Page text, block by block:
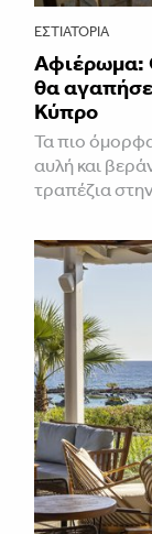
ΕΣΤΙΑΤΌΡΙΑ
Αφιέρωμα:
θα
Κύπρο
Τα πιο
αυλή και
τραπέζια